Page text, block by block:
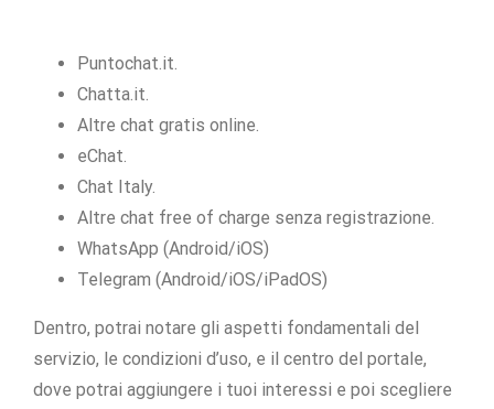
Puntochat.it.
Chatta.it.
Altre chat gratis online.
eChat.
Chat Italy.
Altre chat free of charge senza registrazione.
WhatsApp (Android/iOS)
Telegram (Android/iOS/iPadOS)
Dentro, potrai notare gli aspetti fondamentali del
servizio, le condizioni d’uso, e il centro del portale,
dove potrai aggiungere i tuoi interessi e poi scegliere